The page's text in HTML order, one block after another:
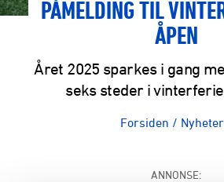
PÅMELDING TIL
ÅPEN
Året 2025 sparkes i gang
seks steder i
Forsiden / Nyheter
ANNONSE: